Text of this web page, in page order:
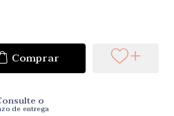
Comprar
o
de entrega